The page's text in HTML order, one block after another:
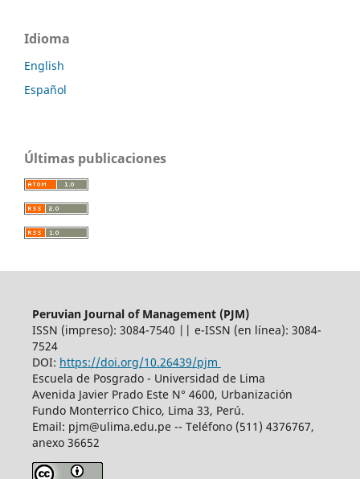
Idioma
English
Español
Últimas publicaciones
Peruvian Journal of Management (PJM)
ISSN (impreso): 3084-7540 || e-ISSN (en línea): 3084-
7524
DOI: https://doi.org/10.26439/pjm
Escuela de Posgrado - Universidad de Lima
Avenida Javier Prado Este N° 4600, Urbanización
Fundo Monterrico Chico, Lima 33, Perú.
Email: pjm@ulima.edu.pe-- Teléfono (511) 4376767,
anexo 36652